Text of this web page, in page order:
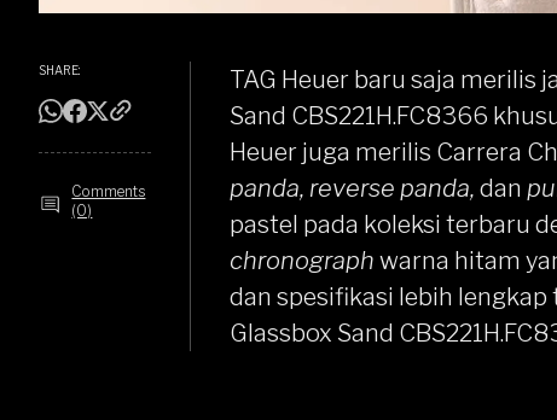
SHARE:
Comments
(0)
TAG Heuer baru saja merilis
Sand CBS221H.FC8366
Heuer juga merilis Carrera
panda, reverse panda, dan
pastel pada koleksi terbaru
chronograph warna hitam
dan spesifikasi lebih
Glassbox Sand